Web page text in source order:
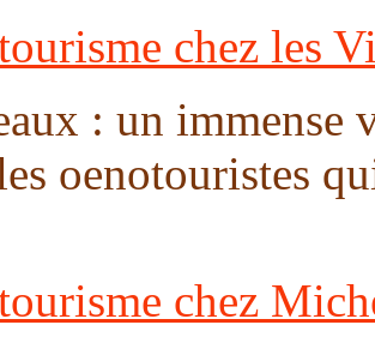
chez les
: un immense
oenotouristes
chez